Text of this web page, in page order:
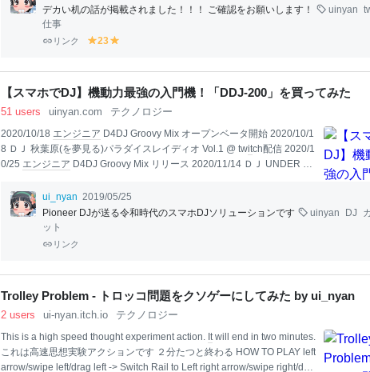
り込みにと、多くの人が自宅でパソコンを開いて作業をしています。 さ
らに、近頃はリモートワーク
コン作業をすることになり、パソコン環境の拡充に注目が集まっていま
デカい机の話が掲載されました！！！ ご確認をお願いします！
uinyan
仕事
リンク
y
lo
w
23
lo
w
【スマホでDJ】機動力最強の入門機！「DDJ-200」を買ってみた
51 users uinyan.com テクノロジー
2020/10/18 エンジニア D4DJ Groovy Mix オープンベータ開始 2020/10/1
8 ＤＪ 秋葉原(を夢見る)パラダイスレイディオ Vol.1 @ twitch配信 2020/1
0/25 エンジニア D4DJ Groovy Mix リリース 2020/11/14 ＤＪ UNDER Fr
Jソリューション Pioneer DJよりDJ入門機の最新型「DDJ-200」が登場
しました。 ”名機「DDJ-400」をギュッと小型化”、”スマートフォン完全
BlueTooth付き”、“ストリーミング対応”となっており、「スマホ
でDJ始めたいなぁ」という気持ちをガッチリ掴むガジェットになってま
ui_nyan 2019/05/25
Pioneer DJが送る令和時代のスマホDJソリューションです
uinyan DJ
ット
リンク
Trolley Problem - トロッコ問題をクソゲーにしてみた by ui_nyan
2 users ui-nyan.itch.io テクノロジー
This is a high speed thought experiment action. Itwill end in two minutes.
これは高速思想実験アクションです ２分たつと終わる HOW TO PLAY left
arrow/swipe left/drag left -> Switch Rai l to Left right arrow/swipe right/dra